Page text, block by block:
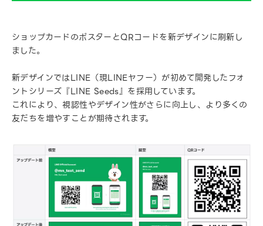
ショップカードのポスターとQRコードを新デザインに刷新し
ました。
新デザインではLINE（現LINEヤフー）が初めて開発したフォ
ントシリーズ『LINE Seeds』を採用しています。
これにより、視認性やデザイン性がさらに向上し、より多くの
友だちを増やすことが期待されます。